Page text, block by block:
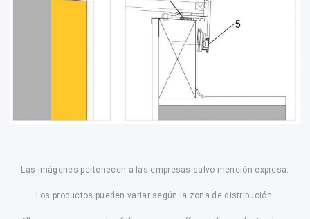
Las imágenes pertenecen a las empresas salvo mención expresa.
Los productos pueden variar según la zona de distribución.